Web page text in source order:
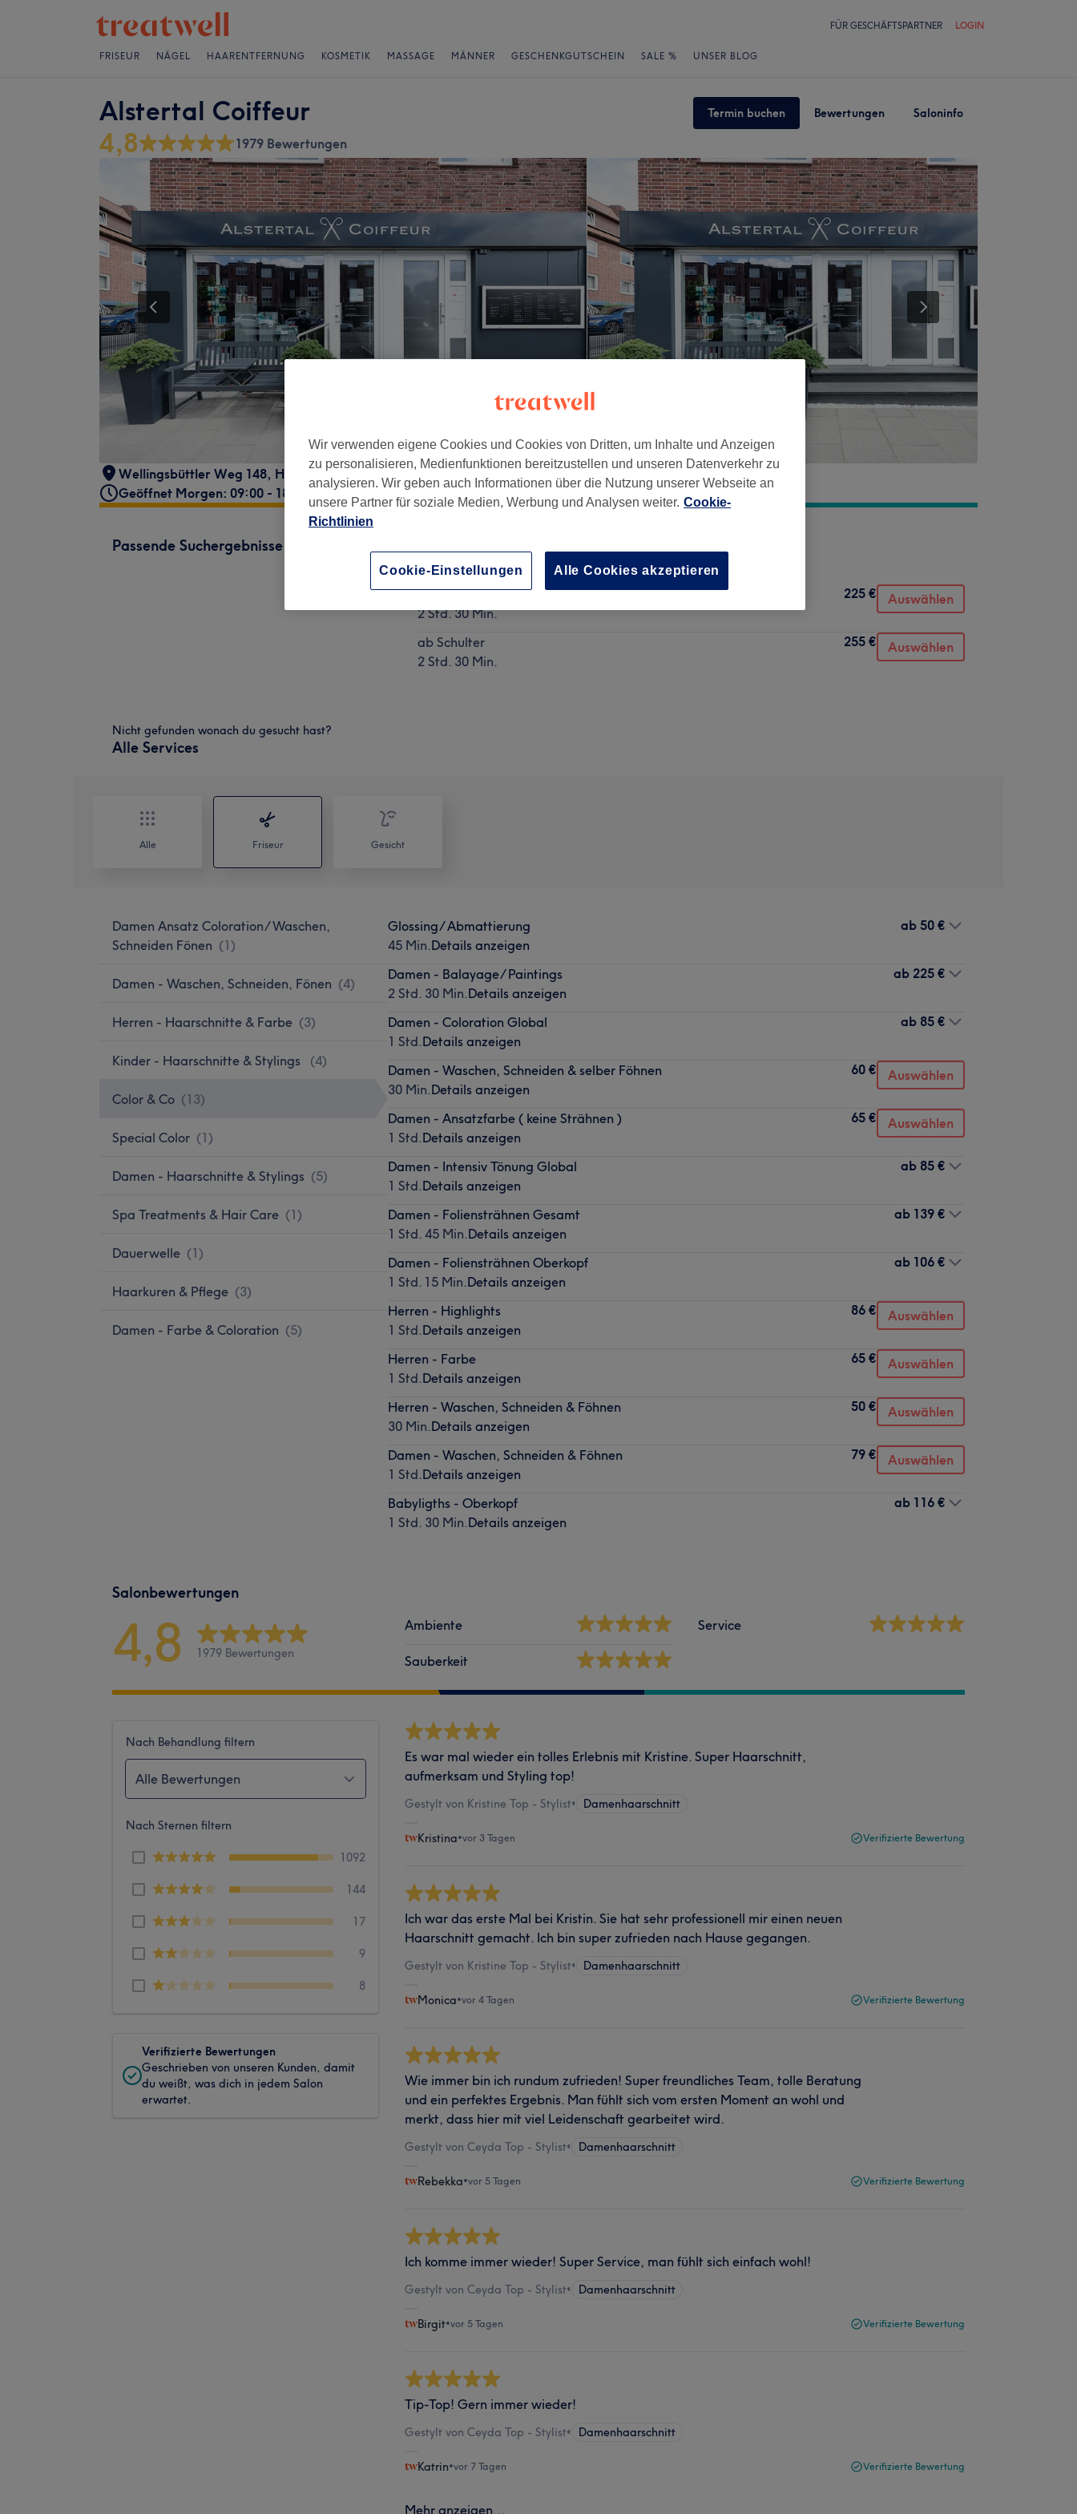
FÜR GESCHÄFTSPARTNER LOGIN
FRISEUR NÄGEL HAARENTFERNUNG KOSMETIK MASSAGE MÄNNER GESCHENKGUTSCHEIN SALE % UNSER BLOG
Alstertal Coiffeur Termin buchen Bewertungen Saloninfo
4,8 1979 Bewertungen
Wellingsbüttler Weg 148, Hamburg, Wellingsbüttel, 22391
Geöffnet Morgen: 09:00 - 18:00
Passende Suchergebnisse
Details anzeigen
bis Schulter
2 Std. 30 Min.
225 € Auswählen
ab Schulter
2 Std. 30 Min.
255 € Auswählen
Nicht gefunden wonach du gesucht hast?
Alle Services
Alle Friseur Gesicht
Damen Ansatz Coloration/ Waschen,
Schneiden Fönen (1)
Damen - Waschen, Schneiden, Fönen (4)
Herren - Haarschnitte & Farbe (3)
Kinder - Haarschnitte & Stylings (4)
Color & Co (13)
Special Color (1)
Damen - Haarschnitte & Stylings (5)
Spa Treatments & Hair Care (1)
Dauerwelle (1)
Haarkuren & Pflege (3)
Damen - Farbe & Coloration (5)
Glossing/ Abmattierung
45 Min.Details anzeigen
ab 50 €
Damen - Balayage/ Paintings
2 Std. 30 Min.Details anzeigen
ab 225 €
Damen - Coloration Global
1 Std.Details anzeigen
ab 85 €
Damen - Waschen, Schneiden & selber Föhnen
30 Min.Details anzeigen
60 € Auswählen
Damen - Ansatzfarbe ( keine Strähnen )
1 Std.Details anzeigen
65 € Auswählen
Damen - Intensiv Tönung Global
1 Std.Details anzeigen
ab 85 €
Damen - Foliensträhnen Gesamt
1 Std. 45 Min.Details anzeigen
ab 139 €
Damen - Foliensträhnen Oberkopf
1 Std. 15 Min.Details anzeigen
ab 106 €
Herren - Highlights
1 Std.Details anzeigen
86 € Auswählen
Herren - Farbe
1 Std.Details anzeigen
65 € Auswählen
Herren - Waschen, Schneiden & Föhnen
30 Min.Details anzeigen
50 € Auswählen
Damen - Waschen, Schneiden & Föhnen
1 Std.Details anzeigen
79 € Auswählen
Babyligths - Oberkopf
1 Std. 30 Min.Details anzeigen
ab 116 €
Salonbewertungen
4,8 1979 Bewertungen
Ambiente
Sauberkeit
Service
Nach Behandlung filtern
Alle Bewertungen
Nach Sternen filtern
1092
144
17
9
8
Verifizierte Bewertungen
Geschrieben von unseren Kunden, damit
du weißt, was dich in jedem Salon
erwartet.
Es war mal wieder ein tolles Erlebnis mit Kristine. Super Haarschnitt,
aufmerksam und Styling top!
Gestylt von Kristine Top - Stylist• Damenhaarschnitt
Kristina•vor 3 Tagen Verifizierte Bewertung
Ich war das erste Mal bei Kristin. Sie hat sehr professionell mir einen neuen
Haarschnitt gemacht. Ich bin super zufrieden nach Hause gegangen.
Gestylt von Kristine Top - Stylist• Damenhaarschnitt
Monica•vor 4 Tagen Verifizierte Bewertung
Wie immer bin ich rundum zufrieden! Super freundliches Team, tolle Beratung
und ein perfektes Ergebnis. Man fühlt sich vom ersten Moment an wohl und
merkt, dass hier mit viel Leidenschaft gearbeitet wird.
Gestylt von Ceyda Top - Stylist• Damenhaarschnitt
Rebekka•vor 5 Tagen Verifizierte Bewertung
Ich komme immer wieder! Super Service, man fühlt sich einfach wohl!
Gestylt von Ceyda Top - Stylist• Damenhaarschnitt
Birgit•vor 5 Tagen Verifizierte Bewertung
Tip-Top! Gern immer wieder!
Gestylt von Ceyda Top - Stylist• Damenhaarschnitt
Katrin•vor 7 Tagen Verifizierte Bewertung
Mehr anzeigen...
Wir verwenden eigene Cookies und Cookies von Dritten, um Inhalte und Anzeigen
zu personalisieren, Medienfunktionen bereitzustellen und unseren Datenverkehr zu
analysieren. Wir geben auch Informationen über die Nutzung unserer Webseite an
unsere Partner für soziale Medien, Werbung und Analysen weiter. Cookie-
Richtlinien
Cookie-Einstellungen Alle Cookies akzeptieren